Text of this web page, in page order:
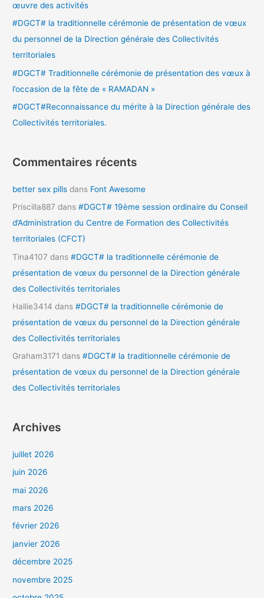
r
:
œuvre des activités
#DGCT# la traditionnelle cérémonie de présentation de vœux
du personnel de la Direction générale des Collectivités
territoriales
#DGCT# Traditionnelle cérémonie de présentation des vœux à
l’occasion de la fête de « RAMADAN »
#DGCT#Reconnaissance du mérite à la Direction générale des
Collectivités territoriales.
Commentaires récents
better sex pills dans Font Awesome
Priscilla887 dans#DGCT# 19ème session ordinaire du Conseil
d’Administration du Centre de Formation des Collectivités
territoriales (CFCT)
Tina4107 dans#DGCT# la traditionnelle cérémonie de
présentation de vœux du personnel de la Direction générale
des Collectivités territoriales
Hallie3414 dans#DGCT# la traditionnelle cérémonie de
présentation de vœux du personnel de la Direction générale
des Collectivités territoriales
Graham3171 dans#DGCT# la traditionnelle cérémonie de
présentation de vœux du personnel de la Direction générale
des Collectivités territoriales
Archives
juillet 2026
juin 2026
mai 2026
mars 2026
février 2026
janvier 2026
décembre 2025
novembre 2025